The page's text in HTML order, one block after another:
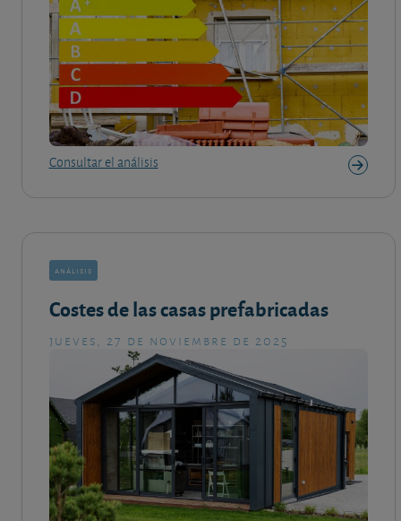
Consultar el análisis
análisis
Costes de las casas prefabricadas
jueves, 27 de noviembre de 2025